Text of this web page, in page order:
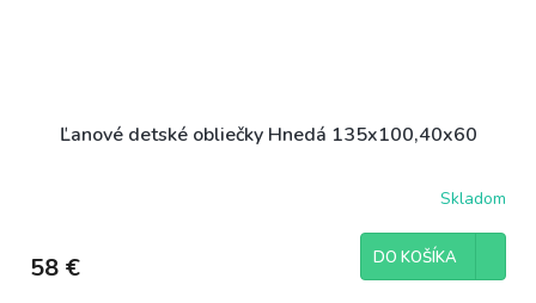
Ľanové detské obliečky Hnedá 135x100,40x60
Skladom
58 € DO KOŠÍKA